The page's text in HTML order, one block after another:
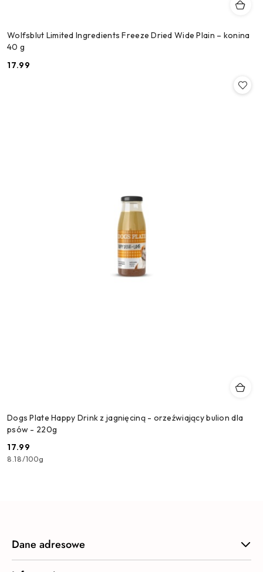
Wolfsblut Limited Ingredients Freeze Dried Wide Plain – konina
40 g
Cena:
17.99
Dogs Plate Happy Drink z jagnięciną - orzeźwiający bulion dla
psów - 220g
Cena:
17.99
8.18/100g
Dane adresowe